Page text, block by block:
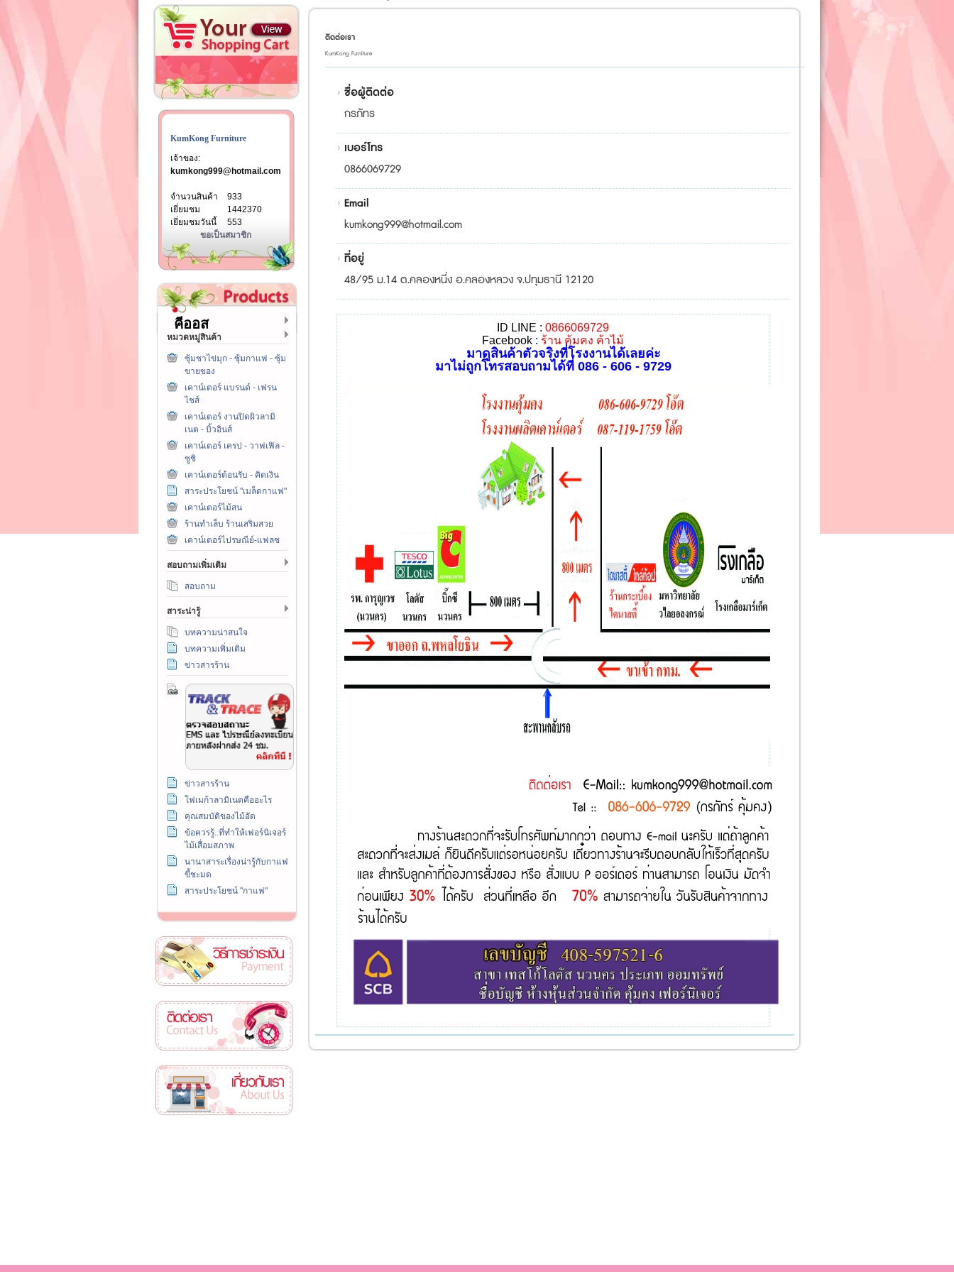
KumKong Furniture
เจ้าของ:
kumkong999@hotmail.com
จำนวนสินค้า
933
เยี่ยมชม
1442370
เยี่ยมชมวันนี้
553
ขอเป็นสมาชิก
คีออส
หมวดหมู่สินค้า
ซุ้มชาไข่มุก - ซุ้มกาแฟ - ซุ้ม
ขายของ
เคาน์เตอร์ แบรนด์ - เฟรน
ไชส์
เคาน์เตอร์ งานปิดผิวลามิ
เนต - บิ้วอินส์
เคาน์เตอร์ เครป - วาฟเฟิล -
ซูชิ
เคาน์เตอร์ต้อนรับ - คิดเงิน
สาระประโยชน์ "เมล็ดกาแฟ"
เคาน์เตอร์ไม้สน
ร้านทำเล็บ ร้านเสริมสวย
เคาน์เตอร์ไปรษณีย์-แฟลช
สอบถามเพิ่มเติม
สอบถาม
สาระน่ารู้
บทความน่าสนใจ
บทความเพิ่มเติม
ข่าวสารร้าน
ข่าวสารร้าน
โฟเมก้าลามิเนตคืออะไร
คุณสมบัติของไม้อัด
ข้อควรรู้..ที่ทำให้เฟอร์นิเจอร์
ไม้เสื่อมสภาพ
นานาสาระเรื่องน่ารู้กับกาแฟ
ขี้ชะมด
สาระประโยชน์ "กาแฟ"
ติดต่อเรา
KumKong Furniture
ชื่อผู้ติดต่อ
กรภัทร
เบอร์โทร
0866069729
Email
kumkong999@hotmail.com
ที่อยู่
48/95 ม.14 ต.คลองหนึ่ง อ.คลองหลวง จ.ปทุมธานี 12120
ID LINE : 0866069729
Facebook : ร้าน คุ้มคง ค้าไม้
มาดูสินค้าตัวจริงที่โรงงานได้เลยค่ะ
มาไม่ถูกโทรสอบถามได้ที่ 086 - 606 - 9729